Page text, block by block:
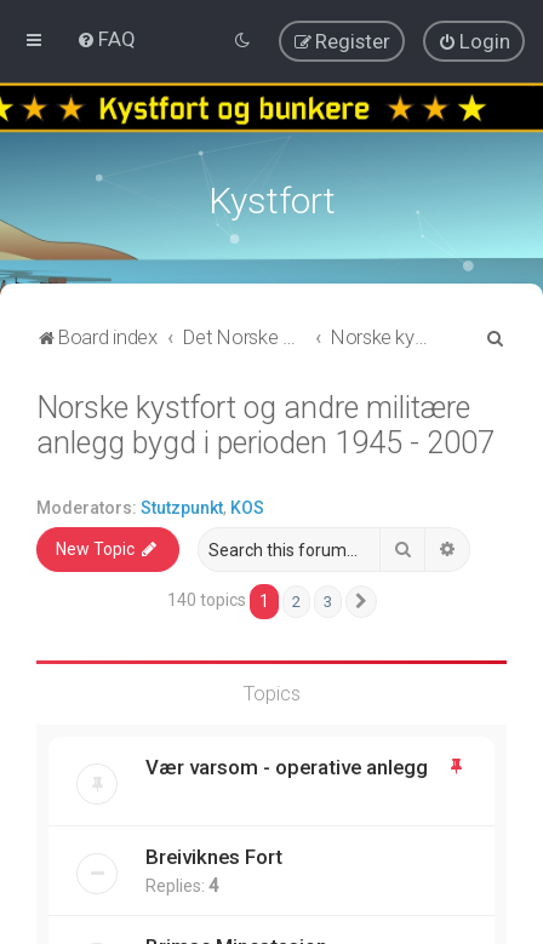
FAQ Login
Register
Kystfort
Board index Det Norske kystartilleriet Norske kystfort og andre militære anlegg bygd i perioden 1945 - 2007
Norske kystfort og andre militære
anlegg bygd i perioden 1945 - 2007
Moderators: Stutzpunkt, KOS
New Topic Search
140 topics 1 2 3
Topics
Vær varsom - operative anlegg
Breiviknes Fort
Replies: 4